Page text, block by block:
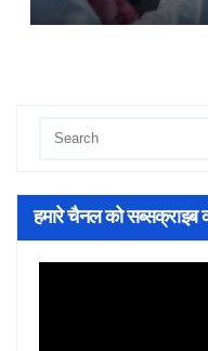
हमारे चैनल को सब्सक्राइब